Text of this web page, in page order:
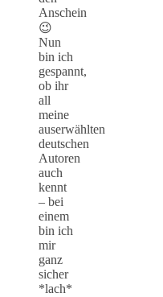
Anschein
😉
Nun
bin ich
gespannt,
ob ihr
all
meine
auserwählten
deutschen
Autoren
auch
kennt
– bei
einem
bin ich
mir
ganz
sicher
*lach*